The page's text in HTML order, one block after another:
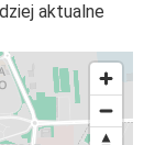
aktualne